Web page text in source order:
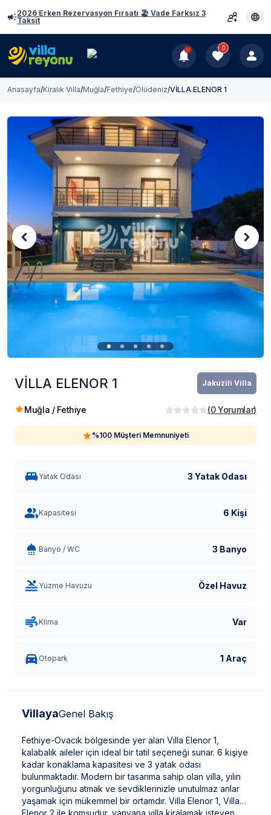
2026 Erken Rezervasyon Fırsatı 🏖️ Vade Farksız 3
Taksit
0
Anasayfa/Kiralık Villa/Muğla/Fethiye/Ölüdeniz/VİLLA ELENOR 1
VİLLA ELENOR 1 Jakuzili Villa
Muğla / Fethiye (0 Yorumlar)
%100 Müşteri Memnuniyeti
Yatak Odası 3 Yatak Odası
Kapasitesi 6 Kişi
Banyo / WC 3 Banyo
Yüzme Havuzu Özel Havuz
Klima Var
Otopark 1 Araç
VillayaGenel Bakış
Fethiye-Ovacık bölgesinde yer alan Villa Elenor 1,
kalabalık aileler için ideal bir tatil seçeneği sunar. 6 kişiye
kadar konaklama kapasitesi ve 3 yatak odası
bulunmaktadır. Modern bir tasarıma sahip olan villa, yılın
yorgunluğunu atmak ve sevdiklerinizle unutulmaz anlar
yaşamak için mükemmel bir ortamdır. Villa Elenor 1, Villa
Elenor 2 ile komşudur, yanyana villa kiralamak isteyen